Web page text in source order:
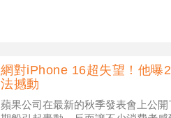
網對iPhone 16超失望！他曝
法撼動
蘋果公司在最新的秋季發表會上公